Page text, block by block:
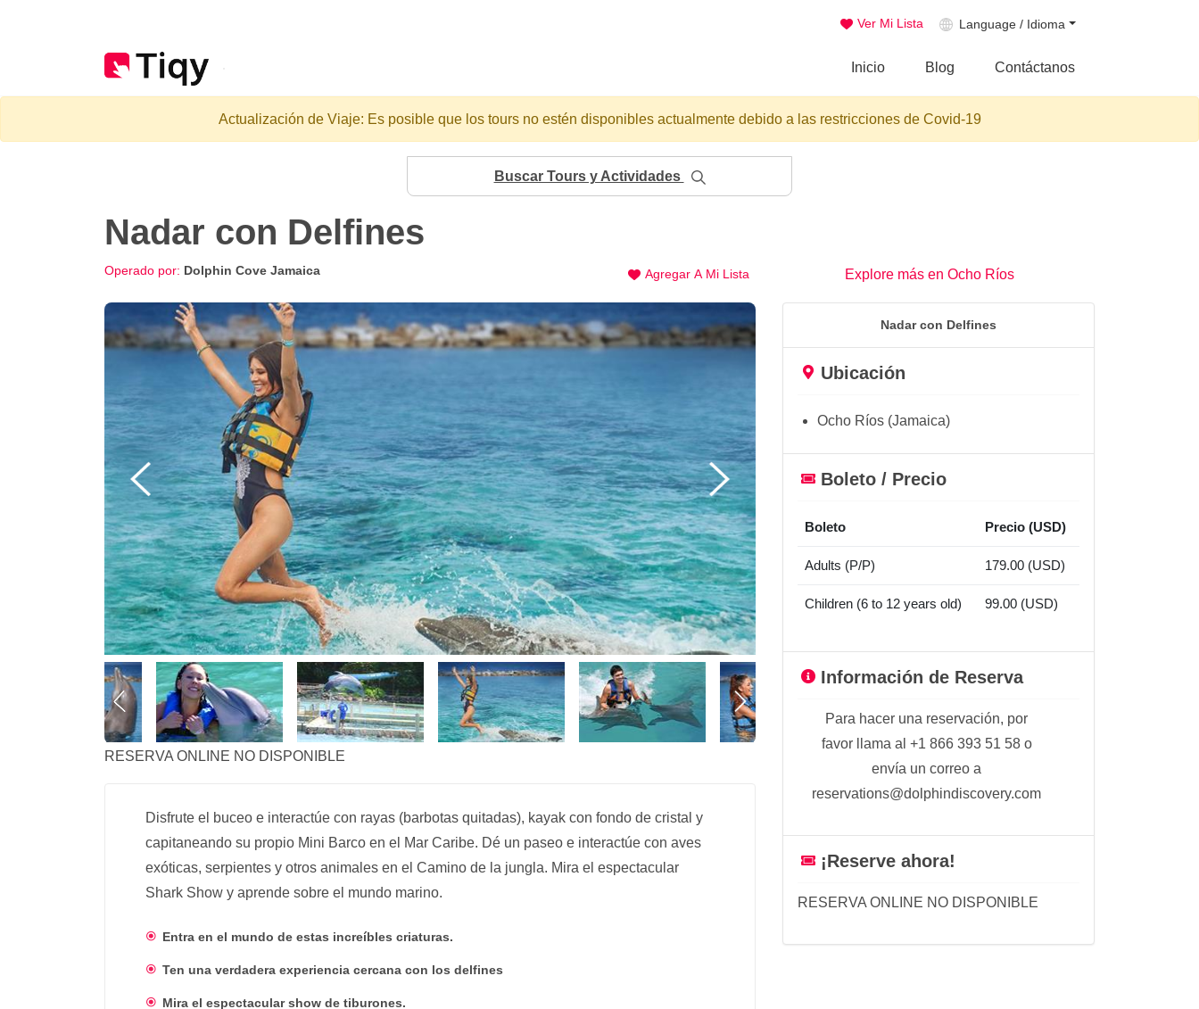
Ver Mi Lista Language / Idioma
Inicio Blog Contáctanos
Actualización de Viaje: Es posible que los tours no estén disponibles actualmente debido a las restricciones de Covid-19
Buscar Tours y Actividades
Nadar con Delfines
Operado por: Dolphin Cove Jamaica Agregar A Mi Lista Explore más en Ocho Ríos
RESERVA ONLINE NO DISPONIBLE
Disfrute el buceo e interactúe con rayas (barbotas quitadas), kayak con fondo de cristal y
capitaneando su propio Mini Barco en el Mar Caribe. Dé un paseo e interactúe con aves
exóticas, serpientes y otros animales en el Camino de la jungla. Mira el espectacular
Shark Show y aprende sobre el mundo marino.
Entra en el mundo de estas increíbles criaturas.
Ten una verdadera experiencia cercana con los delfines
Mira el espectacular show de tiburones.
Nadar con Delfines
Ubicación
Ocho Ríos (Jamaica)
Boleto / Precio
Boleto Precio (USD)
Adults (P/P) 179.00 (USD)
Children (6 to 12 years old) 99.00 (USD)
Información de Reserva
Para hacer una reservación, por
favor llama al +1 866 393 51 58 o
envía un correo a
reservations@dolphindiscovery.com
¡Reserve ahora!
RESERVA ONLINE NO DISPONIBLE